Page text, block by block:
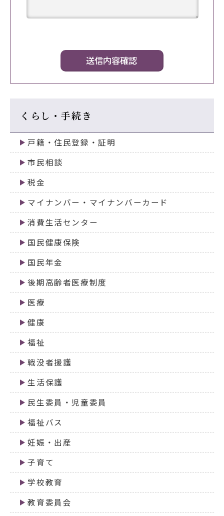
くらし・手続き
戸籍・住民登録・証明
市民相談
税金
マイナンバー・マイナンバーカード
消費生活センター
国民健康保険
国民年金
後期高齢者医療制度
医療
健康
福祉
戦没者援護
生活保護
民生委員・児童委員
福祉バス
妊娠・出産
子育て
学校教育
教育委員会